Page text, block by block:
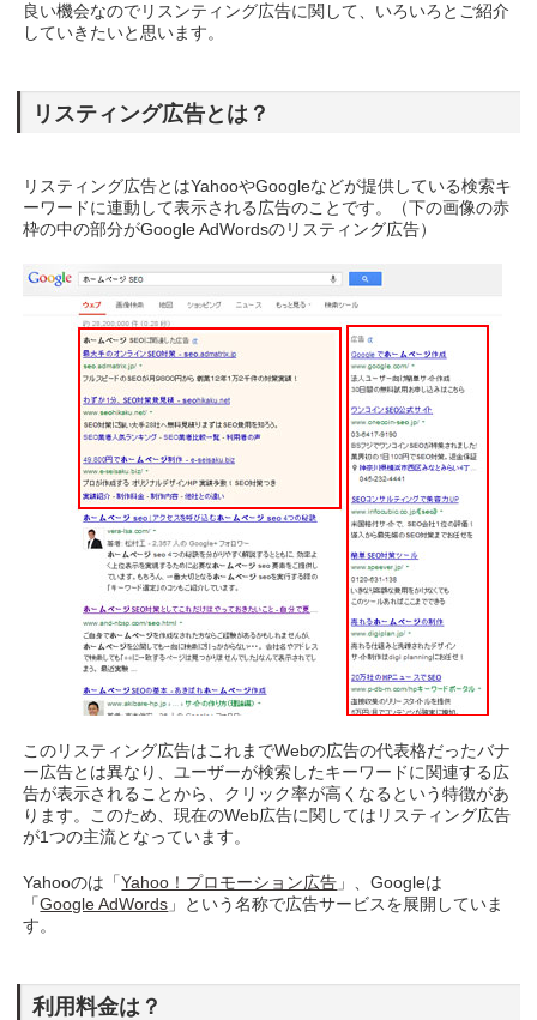
良い機会なのでリスンティング広告に関して、いろいろとご紹介
していきたいと思います。
リスティング広告とは？
リスティング広告とはYahooやGoogleなどが提供している検索キ
ーワードに連動して表示される広告のことです。（下の画像の赤
枠の中の部分がGoogle AdWordsのリスティング広告）
このリスティング広告はこれまでWebの広告の代表格だったバナ
ー広告とは異なり、ユーザーが検索したキーワードに関連する広
告が表示されることから、クリック率が高くなるという特徴があ
ります。このため、現在のWeb広告に関してはリスティング広告
が1つの主流となっています。
Yahooのは「Yahoo！プロモーション広告 」、Googleは
「Google AdWords 」という名称で広告サービスを展開していま
す。
利用料金は？